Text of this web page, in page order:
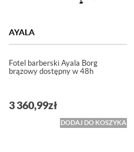
AYALA
Fotel barberski Ayala Borg
brązowy dostępny w 48h
3 360,99zł
DODAJ DO KOSZYKA